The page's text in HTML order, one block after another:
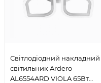
Світлодіодний накладний
світильник Ardero
AL6554ARD VIOLA 65Вт